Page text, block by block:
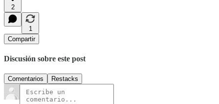
2
1
Compartir
Discusión sobre este post
Comentarios Restacks